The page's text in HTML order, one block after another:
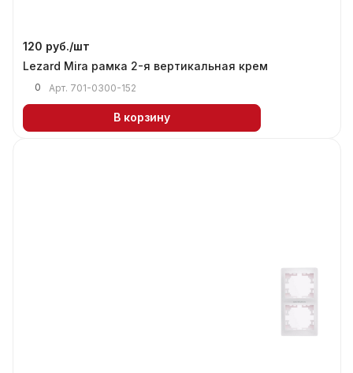
120 руб./шт
Lezard Mira рамка 2-я вертикальная крем
0 Арт. 701-0300-152
В корзину